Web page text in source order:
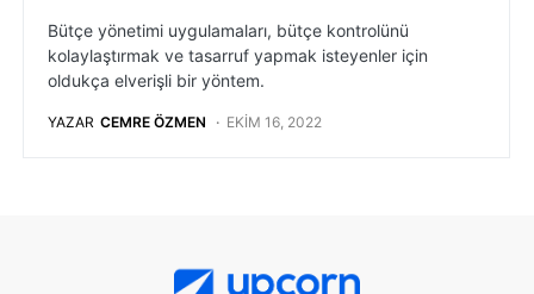
Bütçe yönetimi uygulamaları, bütçe kontrolünü
kolaylaştırmak ve tasarruf yapmak isteyenler için
oldukça elverişli bir yöntem.
YAZAR CEMRE ÖZMEN EKIM 16, 2022